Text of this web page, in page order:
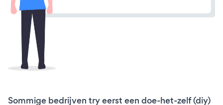
Sommige bedrijven try eerst een doe-het-zelf (diy)